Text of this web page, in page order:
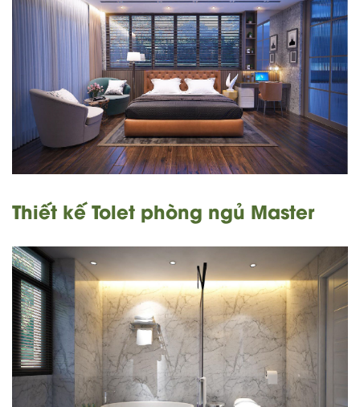
Thiết kế Tolet phòng ngủ Master